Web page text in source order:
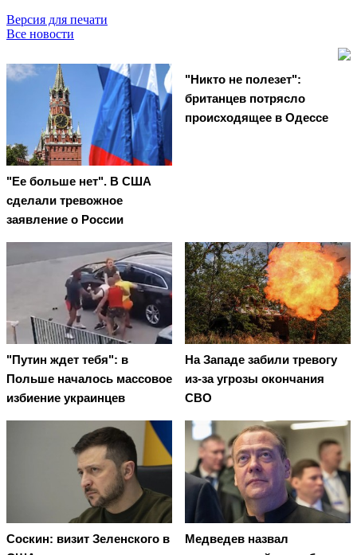
Версия для печати
Все новости
"Ее больше нет". В США
сделали тревожное
заявление о России
"Никто не полезет":
британцев потрясло
происходящее в Одессе
"Путин ждет тебя": в
Польше началось массовое
избиение украинцев
На Западе забили тревогу
из-за угрозы окончания
СВО
Соскин: визит Зеленского в
Медведев назвал